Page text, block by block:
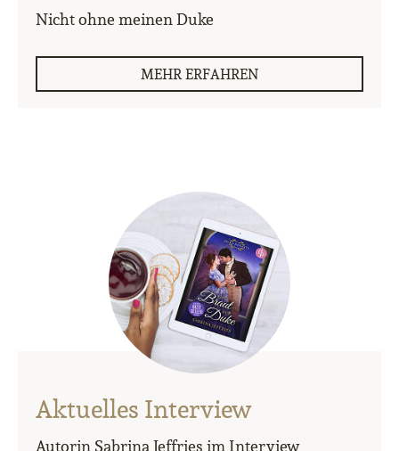
Nicht ohne meinen Duke
MEHR ERFAHREN
Aktuelles Interview
Autorin Sabrina Jeffries im Interview